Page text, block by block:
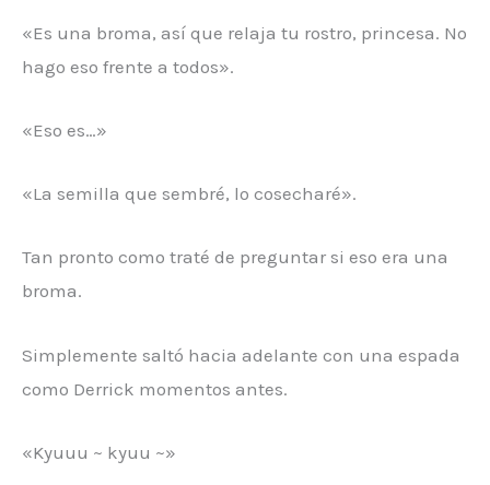
«Es una broma, así que relaja tu rostro, princesa. No
hago eso frente a todos».
«Eso es…»
«La semilla que sembré, lo cosecharé».
Tan pronto como traté de preguntar si eso era una
broma.
Simplemente saltó hacia adelante con una espada
como Derrick momentos antes.
«Kyuuu ~ kyuu ~»